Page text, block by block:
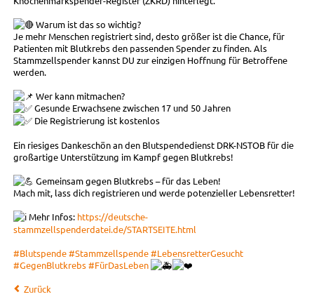
Warum ist das so wichtig?
Je mehr Menschen registriert sind, desto größer ist die Chance, für
Patienten mit Blutkrebs den passenden Spender zu finden. Als
Stammzellspender kannst DU zur einzigen Hoffnung für Betroffene
werden.
Wer kann mitmachen?
Gesunde Erwachsene zwischen 17 und 50 Jahren
Die Registrierung ist kostenlos
Ein riesiges Dankeschön an den Blutspendedienst DRK-NSTOB für die
großartige Unterstützung im Kampf gegen Blutkrebs!
Gemeinsam gegen Blutkrebs – für das Leben!
Mach mit, lass dich registrieren und werde potenzieller Lebensretter!
Mehr Infos: https://deutsche-
stammzellspenderdatei.de/STARTSEITE.html
#Blutspende#Stammzellspende#LebensretterGesucht
#GegenBlutkrebs#FürDasLeben
Zurück